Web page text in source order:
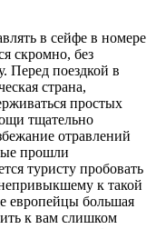
в сейфе в номере
скромно, без
Перед поездкой в
страна,
простых
тщательно
отравлений
прошли
туристу пробовать
к такой
европейцы большая
к вам слишком